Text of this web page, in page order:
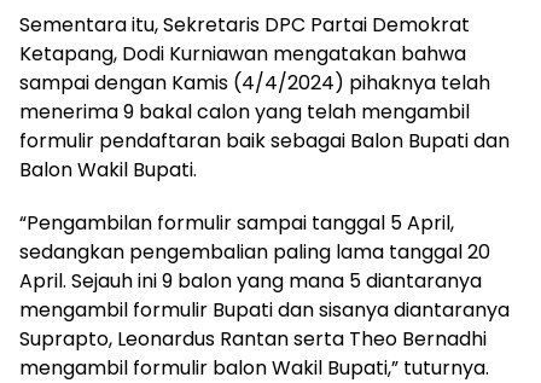
Sementara itu, Sekretaris DPC Partai Demokrat
Ketapang, Dodi Kurniawan mengatakan bahwa
sampai dengan Kamis (4/4/2024) pihaknya telah
menerima 9 bakal calon yang telah mengambil
formulir pendaftaran baik sebagai Balon Bupati dan
Balon Wakil Bupati.
“Pengambilan formulir sampai tanggal 5 April,
sedangkan pengembalian paling lama tanggal 20
April. Sejauh ini 9 balon yang mana 5 diantaranya
mengambil formulir Bupati dan sisanya diantaranya
Suprapto, Leonardus Rantan serta Theo Bernadhi
mengambil formulir balon Wakil Bupati,” tuturnya.